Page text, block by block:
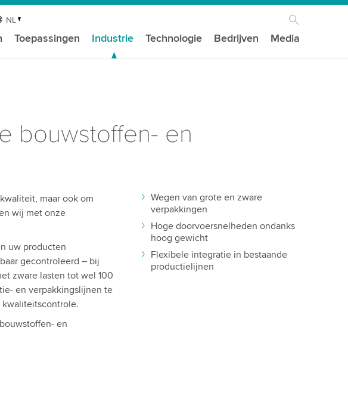
NL
Toepassingen Industrie Technologie Bedrijven Media
bouwstoffen- en
maar ook om
wij met onze
uw producten
gecontroleerd – bij
zware lasten tot wel 100
en verpakkingslijnen te
en
Wegen van grote en zware
verpakkingen
Hoge doorvoersnelheden ondanks
hoog gewicht
Flexibele integratie in bestaande
productielijnen